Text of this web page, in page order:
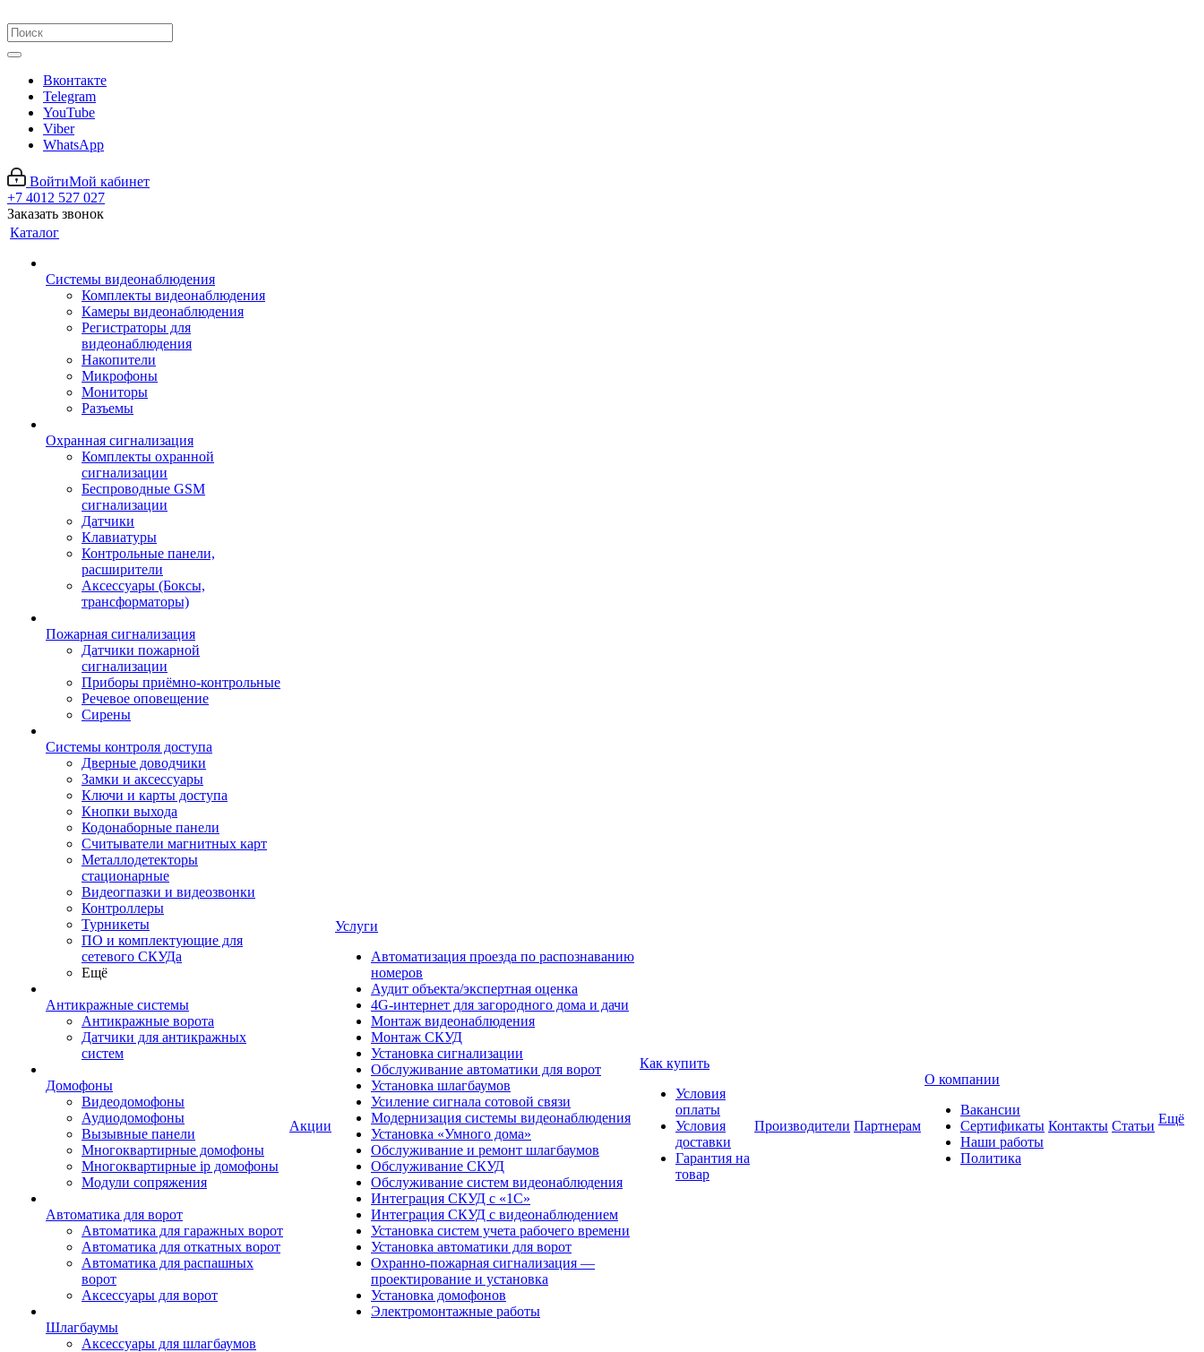
Вконтакте
Telegram
YouTube
Viber
WhatsApp
ВойтиМой кабинет
+7 4012 527 027
Заказать звонок
Каталог
Системы видеонаблюдения
Комплекты видеонаблюдения
Камеры видеонаблюдения
Регистраторы для
видеонаблюдения
Накопители
Микрофоны
Мониторы
Разъемы
Охранная сигнализация
Комплекты охранной
сигнализации
Беспроводные GSM
сигнализации
Датчики
Клавиатуры
Контрольные панели,
расширители
Аксессуары (Боксы,
трансформаторы)
Пожарная сигнализация
Датчики пожарной
сигнализации
Приборы приёмно-контрольные
Речевое оповещение
Сирены
Системы контроля доступа
Дверные доводчики
Замки и аксессуары
Ключи и карты доступа
Кнопки выхода
Кодонаборные панели
Считыватели магнитных карт
Металлодетекторы
стационарные
Видеогпазки и видеозвонки
Контроллеры
Турникеты
ПО и комплектующие для
сетевого СКУДа
Ещё
Антикражные системы
Антикражные ворота
Датчики для антикражных
систем
Домофоны
Видеодомофоны
Аудиодомофоны
Вызывные панели
Многоквартирные домофоны
Многоквартирные ip домофоны
Модули сопряжения
Автоматика для ворот
Автоматика для гаражных ворот
Автоматика для откатных ворот
Автоматика для распашных
ворот
Аксессуары для ворот
Шлагбаумы
Аксессуары для шлагбаумов
Акции
Услуги
Автоматизация проезда по распознаванию
номеров
Аудит объекта/экспертная оценка
4G-интернет для загородного дома и дачи
Монтаж видеонаблюдения
Монтаж СКУД
Установка сигнализации
Обслуживание автоматики для ворот
Установка шлагбаумов
Усиление сигнала сотовой связи
Модернизация системы видеонаблюдения
Установка «Умного дома»
Обслуживание и ремонт шлагбаумов
Обслуживание СКУД
Обслуживание систем видеонаблюдения
Интеграция СКУД с «1С»
Интеграция СКУД с видеонаблюдением
Установка систем учета рабочего времени
Установка автоматики для ворот
Охранно-пожарная сигнализация —
проектирование и установка
Установка домофонов
Электромонтажные работы
Как купить
Условия
оплаты
Условия
доставки
Гарантия на
товар
Производители Партнерам
О компании
Вакансии
Сертификаты
Наши работы
Политика
Контакты Статьи Ещё